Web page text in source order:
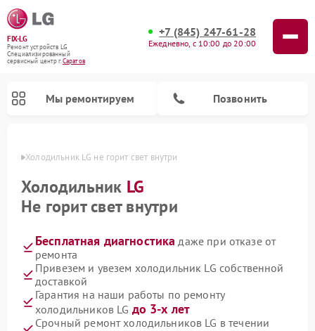
FIX-LG
Ремонт устройств LG
Специализированный
cервисный центр г.Саратов
+7 (845) 247-61-28
Ежедневно, с 10:00 до 20:00
Мы ремонтируем Позвонить
Холодильник LG не горит свет внутри
Холодильник LG
Не горит свет внутри
Бесплатная диагностика даже при отказе от
ремонта
Привезем и увезем холодильник LG собственной
доставкой
Гарантия на наши работы по ремонту
холодильников LG до 3-х лет
Срочный ремонт холодильников LG в течении